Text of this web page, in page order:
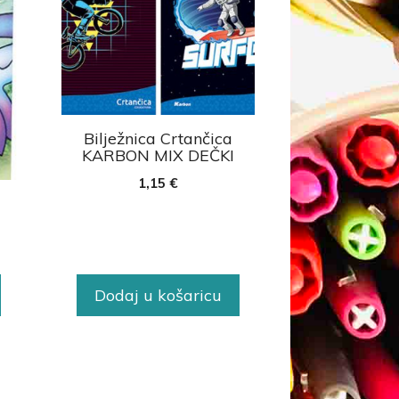
Bilježnica Crtančica
KARBON MIX DEČKI
1,15 €
Dodaj u košaricu